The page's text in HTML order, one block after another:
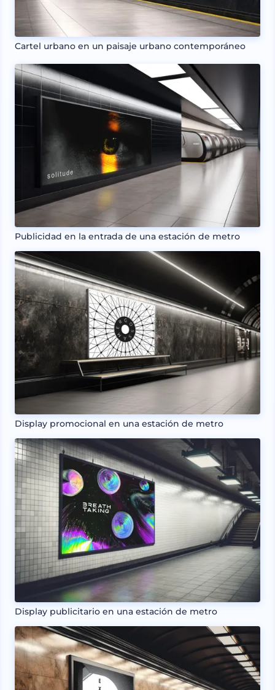
Cartel urbano en un paisaje urbano contemporáneo
Publicidad en la entrada de una estación de metro
Display promocional en una estación de metro
Display publicitario en una estación de metro